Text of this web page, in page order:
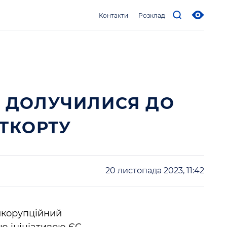
Контакти Розклад
ДОЛУЧИЛИСЯ ДО
20 листопада 2023, 11:42